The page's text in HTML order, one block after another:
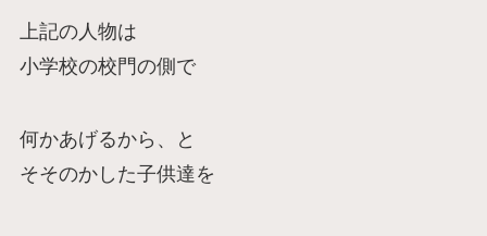
上記の人物は
小学校の校門の側で
何かあげるから、と
そそのかした子供達を